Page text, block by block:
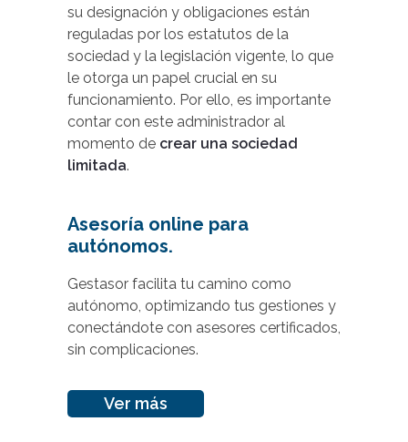
su designación y obligaciones están
reguladas por los estatutos de la
sociedad y la legislación vigente, lo que
le otorga un papel crucial en su
funcionamiento. Por ello, es importante
contar con este administrador al
momento de crear una sociedad
limitada.
Asesoría online para
autónomos.
Gestasor facilita tu camino como
autónomo, optimizando tus gestiones y
conectándote con asesores certificados,
sin complicaciones.
Ver más